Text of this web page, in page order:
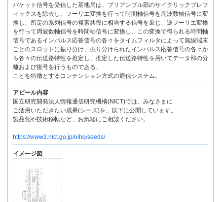
パケット信号を受信した基地局は、プリアンブル部のサイクリックプレフ
ィックスを除去し、フーリエ変換を行って時間軸信号を周波数軸信号に変
換し、所定の系列信号の複素共役に相当する信号を乗じ、逆フーリエ変換
を行って周波数軸信号を時間軸信号に変換し、この変換で得られる時間軸
信号であるインパルス応答信号の各々をタイムフィルタによって無線端末
ごとのスロットに振り分け、振り分けられたインパルス応答信号の各々か
ら各々の伝送路特性を推定し、推定した伝送路特性を用いてデータ部の分
離および復号を行うものである、
ことを特徴とするコンテンション方式の通信システム。
アピール内容
国立研究開発法人情報通信研究機構(NICT)では、みなさまに
ご活用いただきたい成果(シーズ)を、以下に公開しています。
製品化や技術移転など、お気軽にご相談ください。
https://www2.nict.go.jp/oihq/seeds/
イメージ図